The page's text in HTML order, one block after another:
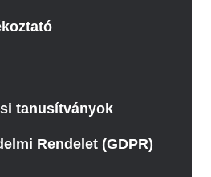
tanusítványok
Rendelet (GDPR)